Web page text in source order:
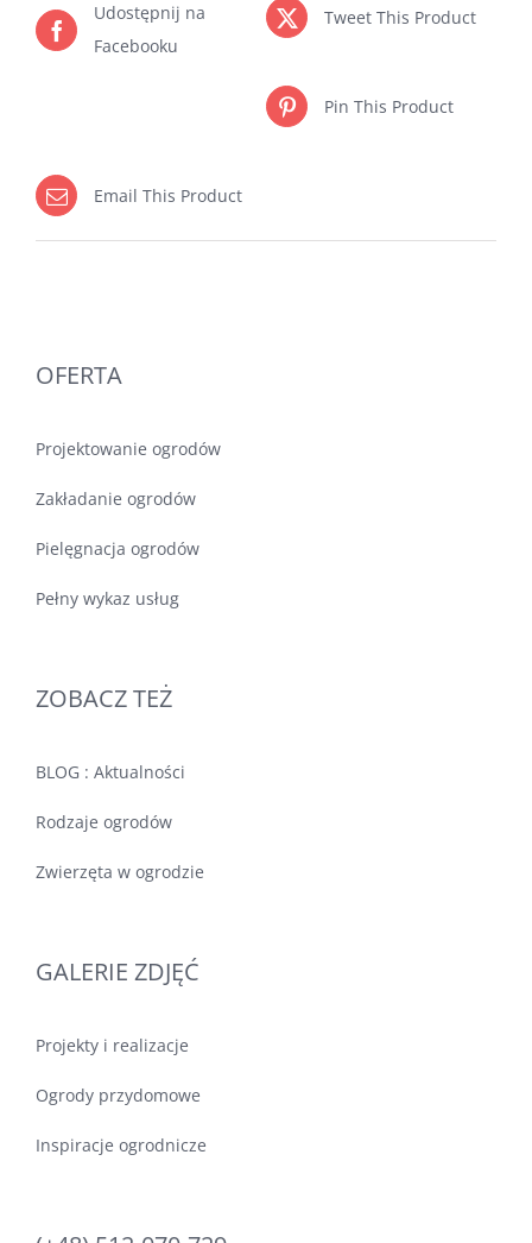
Udostępnij na
Facebooku
Tweet This Product
Pin This Product
Email This Product
OFERTA
Projektowanie ogrodów
Zakładanie ogrodów
Pielęgnacja ogrodów
Pełny wykaz usług
ZOBACZ TEŻ
BLOG : Aktualności
Rodzaje ogrodów
Zwierzęta w ogrodzie
GALERIE ZDJĘĆ
Projekty i realizacje
Ogrody przydomowe
Inspiracje ogrodnicze